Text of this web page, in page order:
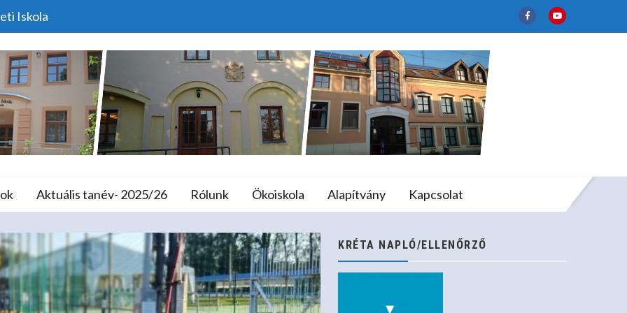
Iskola
Iskola és Alapfokú Művészeti
Aktuális tanév- 2025/26 Rólunk Ökoiskola Alapítvány Kapcsolat
Magyar Diáksport Napja
Home Programok A Magyar Diáksport Napja
KRÉTA NAPLÓ/ELLENŐRZŐ